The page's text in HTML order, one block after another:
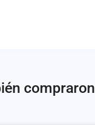
compraron